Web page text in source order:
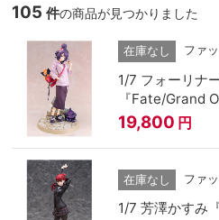
105 件の商品が見つかりました
在庫なし ファ
1/7 フォーリナ
『Fate/Grand
19,800 円
在庫なし ファ
1/7 芳澤かすみ